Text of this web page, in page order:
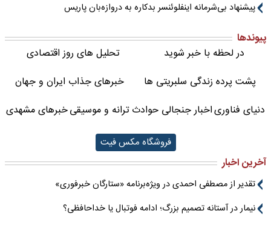
پیشنهاد بی‌شرمانه اینفلوئنسر بدکاره به دروازه‌بان پاریس
پیوندها
در لحظه با خبر شوید
تحلیل های روز اقتصادی
پشت پرده زندگی سلبریتی ها
خبرهای جذاب ایران و جهان
دنیای فناوریاخبار جنجالی حوادثترانه و موسیقیخبرهای مشهدی
فروشگاه مکس فیت
آخرین اخبار
تقدیر از مصطفی احمدی در ویژه‌برنامه «ستارگان خبرفوری»
نیمار در آستانه تصمیم بزرگ؛ ادامه فوتبال یا خداحافظی؟